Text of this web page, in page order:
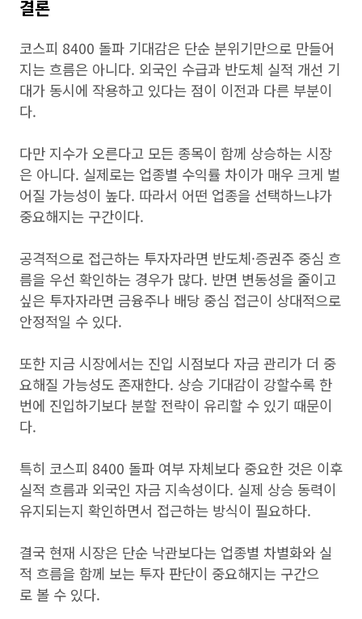
결론
코스피 8400 돌파 기대감은 단순 분위기만으로 만들어
지는 흐름은 아니다. 외국인 수급과 반도체 실적 개선 기
대가 동시에 작용하고 있다는 점이 이전과 다른 부분이
다.
다만 지수가 오른다고 모든 종목이 함께 상승하는 시장
은 아니다. 실제로는 업종별 수익률 차이가 매우 크게 벌
어질 가능성이 높다. 따라서 어떤 업종을 선택하느냐가
중요해지는 구간이다.
공격적으로 접근하는 투자자라면 반도체·증권주 중심 흐
름을 우선 확인하는 경우가 많다. 반면 변동성을 줄이고
싶은 투자자라면 금융주나 배당 중심 접근이 상대적으로
안정적일 수 있다.
또한 지금 시장에서는 진입 시점보다 자금 관리가 더 중
요해질 가능성도 존재한다. 상승 기대감이 강할수록 한
번에 진입하기보다 분할 전략이 유리할 수 있기 때문이
다.
특히 코스피 8400 돌파 여부 자체보다 중요한 것은 이후
실적 흐름과 외국인 자금 지속성이다. 실제 상승 동력이
유지되는지 확인하면서 접근하는 방식이 필요하다.
결국 현재 시장은 단순 낙관보다는 업종별 차별화와 실
적 흐름을 함께 보는 투자 판단이 중요해지는 구간으
로 볼 수 있다.